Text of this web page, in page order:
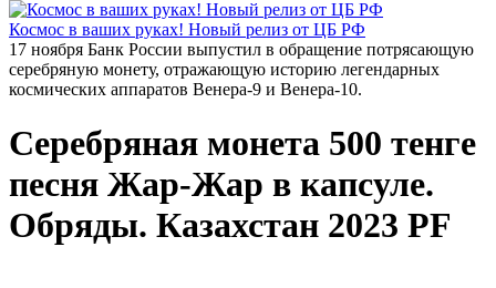
Космос в ваших руках! Новый релиз от ЦБ РФ
17 ноября Банк России выпустил в обращение потрясающую
серебряную монету, отражающую историю легендарных
космических аппаратов Венера-9 и Венера-10.
Серебряная монета 500 тенге
песня Жар-Жар в капсуле.
Обряды. Казахстан 2023 PF